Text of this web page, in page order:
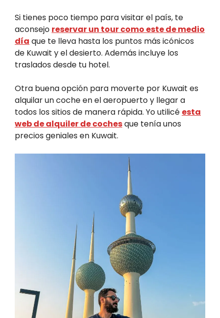
Si tienes poco tiempo para visitar el país, te
aconsejo reservar un tour como este de medio
día que te lleva hasta los puntos más icónicos
de Kuwait y el desierto. Además incluye los
traslados desde tu hotel.
Otra buena opción para moverte por Kuwait es
alquilar un coche en el aeropuerto y llegar a
todos los sitios de manera rápida. Yo utilicé esta
web de alquiler de cochesque tenía unos
precios geniales en Kuwait.